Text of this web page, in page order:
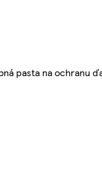
pasta na ochranu